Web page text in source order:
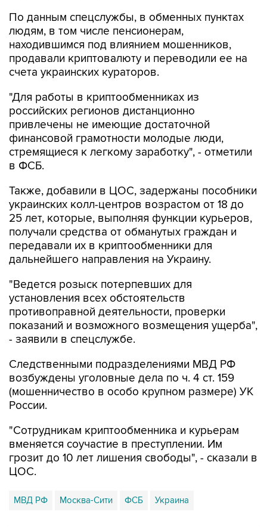
По данным спецслужбы, в обменных пунктах
людям, в том числе пенсионерам,
находившимся под влиянием мошенников,
продавали криптовалюту и переводили ее на
счета украинских кураторов.
"Для работы в криптообменниках из
российских регионов дистанционно
привлечены не имеющие достаточной
финансовой грамотности молодые люди,
стремящиеся к легкому заработку", - отметили
в ФСБ.
Также, добавили в ЦОС, задержаны пособники
украинских колл-центров возрастом от 18 до
25 лет, которые, выполняя функции курьеров,
получали средства от обманутых граждан и
передавали их в криптообменники для
дальнейшего направления на Украину.
"Ведется розыск потерпевших для
установления всех обстоятельств
противоправной деятельности, проверки
показаний и возможного возмещения ущерба",
- заявили в спецслужбе.
Следственными подразделениями МВД РФ
возбуждены уголовные дела по ч. 4 ст. 159
(мошенничество в особо крупном размере) УК
России.
"Сотрудникам криптообменника и курьерам
вменяется соучастие в преступлении. Им
грозит до 10 лет лишения свободы", - сказали в
ЦОС.
МВД РФ Москва-Сити ФСБ Украина